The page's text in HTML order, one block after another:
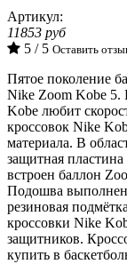
Артикул:
11853 руб
5 / 5 Оставить
Пятое поколение
Nike Zoom Kobe 5.
Kobe любит
кроссовок Nike
материала. В
защитная
встроен баллон
Подошва
резиновая
кроссовки Nike
защитников.
купить в